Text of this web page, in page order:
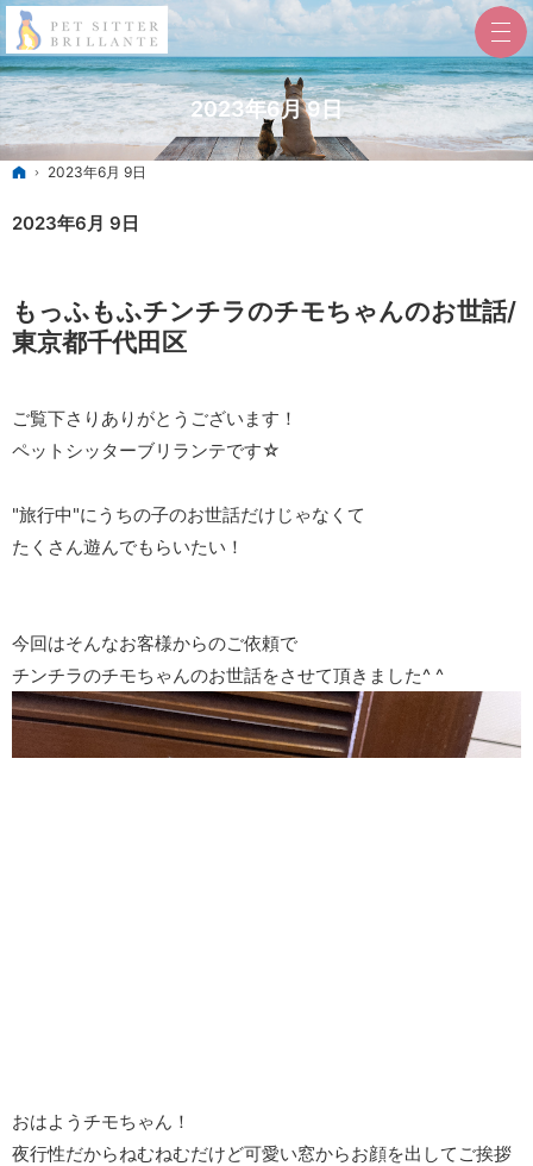
2023年6月 9日
ホーム
2023年6月 9日
2023年6月 9日
もっふもふチンチラのチモちゃんのお世話/
東京都千代田区
ご覧下さりありがとうございます！
ペットシッターブリランテです☆
"旅行中"にうちの子のお世話だけじゃなくて
たくさん遊んでもらいたい！
今回はそんなお客様からのご依頼で
チンチラのチモちゃんのお世話をさせて頂きました^ ^
おはようチモちゃん！
夜行性だからねむねむだけど可愛い窓からお顔を出してご挨拶